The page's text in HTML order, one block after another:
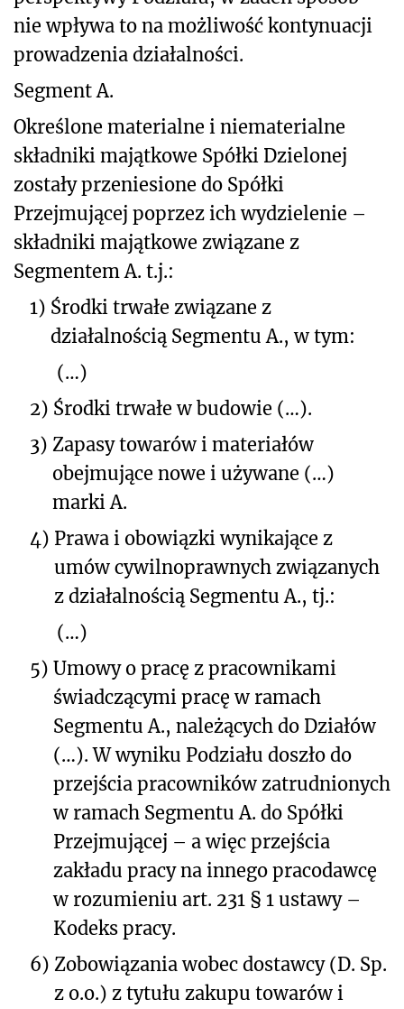
nie wpływa to na możliwość kontynuacji
prowadzenia działalności.
Segment A.
Określone materialne i niematerialne
składniki majątkowe Spółki Dzielonej
zostały przeniesione do Spółki
Przejmującej poprzez ich wydzielenie –
składniki majątkowe związane z
Segmentem A. t.j.:
1) Środki trwałe związane z
działalnością Segmentu A., w tym:
(…)
2) Środki trwałe w budowie (…).
3) Zapasy towarów i materiałów
obejmujące nowe i używane (…)
marki A.
4) Prawa i obowiązki wynikające z
umów cywilnoprawnych związanych
z działalnością Segmentu A., tj.:
(…)
5) Umowy o pracę z pracownikami
świadczącymi pracę w ramach
Segmentu A., należących do Działów
(…). W wyniku Podziału doszło do
przejścia pracowników zatrudnionych
w ramach Segmentu A. do Spółki
Przejmującej – a więc przejścia
zakładu pracy na innego pracodawcę
w rozumieniu art. 231 § 1 ustawy –
Kodeks pracy.
6) Zobowiązania wobec dostawcy (D. Sp.
z o.o.) z tytułu zakupu towarów i